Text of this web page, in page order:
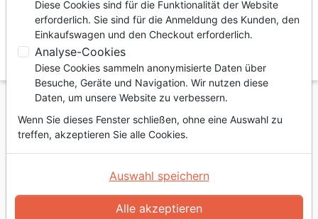
Suche
Startseite Bücher Ethik
Geld, Materielles Gut
Paix, bonheur, prospérité - Quand Jésus inverse les
règles du jeu - PDF
Paix, bonheur, prospérité
Quand Jésus inverse les règles du jeu -
Diese Cookies sind für die Funktionalität der Website
erforderlich. Sie sind für die Anmeldung des Kunden, den
Einkaufswagen und den Checkout erforderlich.
Analyse-Cookies
Diese Cookies sammeln anonymisierte Daten über
Besuche, Geräte und Navigation. Wir nutzen diese
Daten, um unsere Website zu verbessern.
Wenn Sie dieses Fenster schließen, ohne eine Auswahl zu
treffen, akzeptieren Sie alle Cookies.
Alle akzeptieren
Auswahl speichern